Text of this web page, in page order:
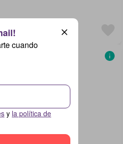
cuando
y la política de